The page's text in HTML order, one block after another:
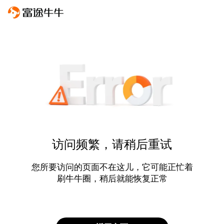
访问频繁，请稍后重试
您所要访问的页面不在这儿，它可能正忙着
刷牛牛圈，稍后就能恢复正常